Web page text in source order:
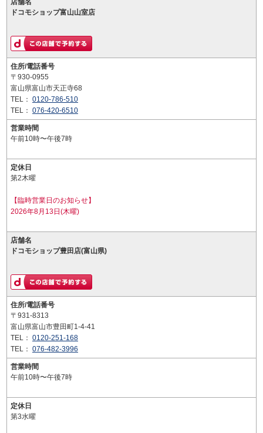
店舗名
ドコモショップ富山山室店
住所/電話番号
〒930-0955
富山県富山市天正寺68
TEL： 0120-786-510
TEL： 076-420-6510
営業時間
午前10時〜午後7時
定休日
第2木曜
【臨時営業日のお知らせ】
2026年8月13日(木曜)
店舗名
ドコモショップ豊田店(富山県)
住所/電話番号
〒931-8313
富山県富山市豊田町1-4-41
TEL： 0120-251-168
TEL： 076-482-3996
営業時間
午前10時〜午後7時
定休日
第3水曜